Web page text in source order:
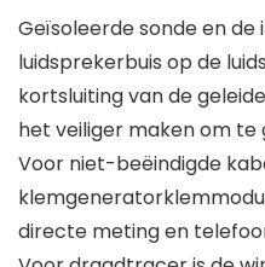
Geïsoleerde sonde en de
luidsprekerbuis op de
kortsluiting van de
het veiliger maken om te
Voor niet-beëindigde
directe meting en